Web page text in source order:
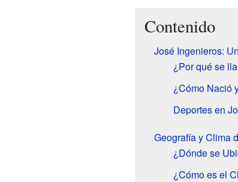
Contenido
José Ingenieros:
¿Por qué se
¿Cómo Nació
Deportes en
Geografía y Clima
¿Dónde se
¿Cómo es el